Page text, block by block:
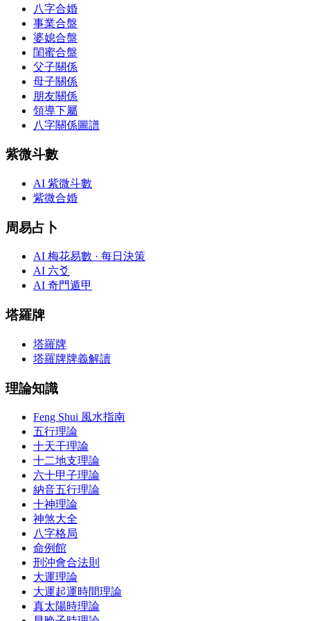
八字合婚
事業合盤
婆媳合盤
閨蜜合盤
父子關係
母子關係
朋友關係
領導下屬
八字關係圖譜
紫微斗數
AI 紫微斗數
紫微合婚
周易占卜
AI 梅花易數 · 每日決策
AI 六爻
AI 奇門遁甲
塔羅牌
塔羅牌
塔羅牌牌義解讀
理論知識
Feng Shui 風水指南
五行理論
十天干理論
十二地支理論
六十甲子理論
納音五行理論
十神理論
神煞大全
八字格局
命例館
刑沖會合法則
大運理論
大運起運時間理論
真太陽時理論